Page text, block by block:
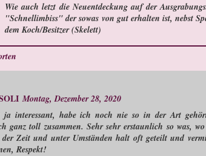
Wie auch letzt die Neuentdeckung auf der
"Schnellimbiss" der sowas von gut erhalten ist, nebst
dem Koch/Besitzer (Skelett)
Montag, Dezember 28, 2020
ja interessant, habe ich noch nie so in der Art
ganz toll zusammen. Sehr sehr erstaunlich so was,
Zeit und unter Umständen halt oft geteilt und
Respekt!